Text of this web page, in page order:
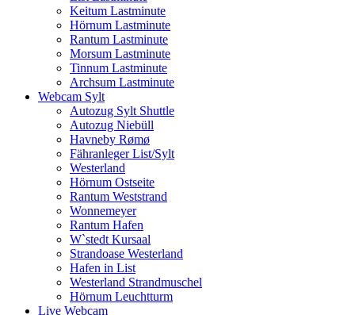
Keitum Lastminute
Hörnum Lastminute
Rantum Lastminute
Morsum Lastminute
Tinnum Lastminute
Archsum Lastminute
Webcam Sylt
Autozug Sylt Shuttle
Autozug Niebüll
Havneby Rømø
Fähranleger List/Sylt
Westerland
Hörnum Ostseite
Rantum Weststrand
Wonnemeyer
Rantum Hafen
W`stedt Kursaal
Strandoase Westerland
Hafen in List
Westerland Strandmuschel
Hörnum Leuchtturm
Live Webcam